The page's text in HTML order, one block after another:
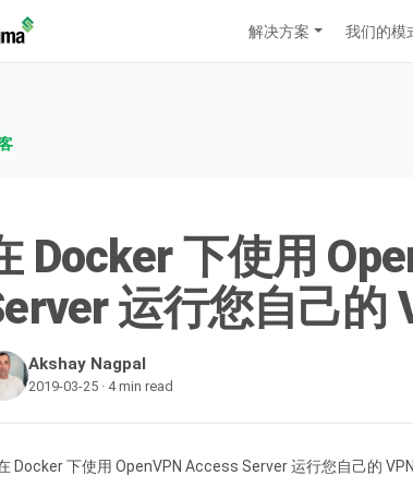
解决方案 我们的模
Docker 下使用
运行您自己的
Akshay Nagpal
2019-03-25 · 4 min read